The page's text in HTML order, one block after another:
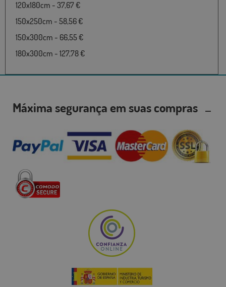
120x180cm - 37,67 €
150x250cm - 58,56 €
150x300cm - 66,55 €
180x300cm - 127,78 €
Máxima segurança em suas compras